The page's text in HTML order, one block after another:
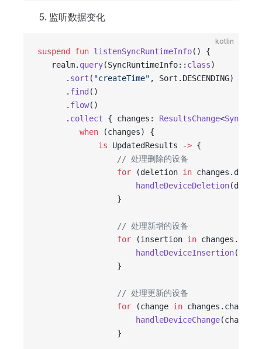
监听数据变化
kotlin
suspend fun listenSyncRuntimeInfo() {
   realm.
query(SyncRuntimeInfo:: class)
      .
sort ( "createTime" , Sort.DESCENDING)
      .
find ()
      .
flow()
      .
collect { changes: ResultsChange<
         when
(changes) {
             is
UpdatedResults -> {
                 // 处理删除的设备
                 for
(deletion in
                     handleDeviceDeletion
                 }
                 // 处理新增的设备
                 for
(insertion in
                     handleDeviceInsertion
                 }
                 // 处理更新的设备
                 for
(change in
                     handleDeviceChange
(change)
                 }